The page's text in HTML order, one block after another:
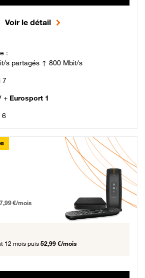
Voir le détail
:
s partagés ↑ 800 Mbit/s
7
+ Eurosport 1
6
Fibre
12 mois puis 57,99 € par mois, Engagement 12 mois
€/mois
12 mois puis 52,99 €/mois